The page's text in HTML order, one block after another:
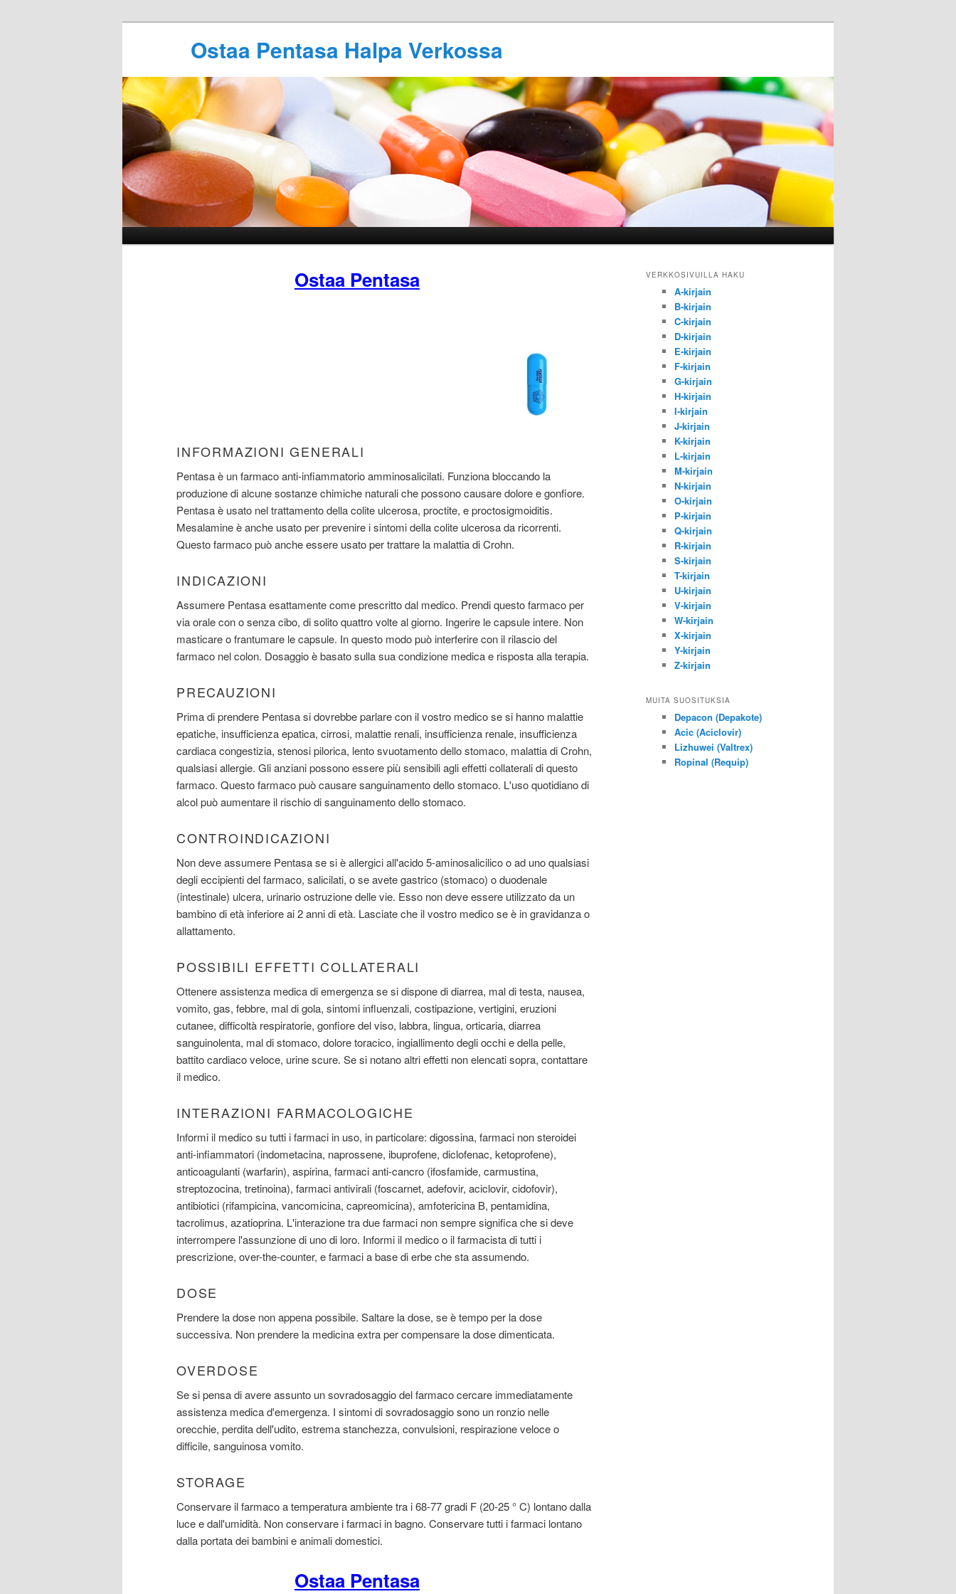
Ostaa Pentasa Halpa Verkossa
Ostaa Pentasa
INFORMAZIONI GENERALI
Pentasa è un farmaco anti-infiammatorio amminosalicilati. Funziona bloccando la
produzione di alcune sostanze chimiche naturali che possono causare dolore e gonfiore.
Pentasa è usato nel trattamento della colite ulcerosa, proctite, e proctosigmoiditis.
Mesalamine è anche usato per prevenire i sintomi della colite ulcerosa da ricorrenti.
Questo farmaco può anche essere usato per trattare la malattia di Crohn.
INDICAZIONI
Assumere Pentasa esattamente come prescritto dal medico. Prendi questo farmaco per
via orale con o senza cibo, di solito quattro volte al giorno. Ingerire le capsule intere. Non
masticare o frantumare le capsule. In questo modo può interferire con il rilascio del
farmaco nel colon. Dosaggio è basato sulla sua condizione medica e risposta alla terapia.
PRECAUZIONI
Prima di prendere Pentasa si dovrebbe parlare con il vostro medico se si hanno malattie
epatiche, insufficienza epatica, cirrosi, malattie renali, insufficienza renale, insufficienza
cardiaca congestizia, stenosi pilorica, lento svuotamento dello stomaco, malattia di Crohn,
qualsiasi allergie. Gli anziani possono essere più sensibili agli effetti collaterali di questo
farmaco. Questo farmaco può causare sanguinamento dello stomaco. L'uso quotidiano di
alcol può aumentare il rischio di sanguinamento dello stomaco.
CONTROINDICAZIONI
Non deve assumere Pentasa se si è allergici all'acido 5-aminosalicilico o ad uno qualsiasi
degli eccipienti del farmaco, salicilati, o se avete gastrico (stomaco) o duodenale
(intestinale) ulcera, urinario ostruzione delle vie. Esso non deve essere utilizzato da un
bambino di età inferiore ai 2 anni di età. Lasciate che il vostro medico se è in gravidanza o
allattamento.
POSSIBILI EFFETTI COLLATERALI
Ottenere assistenza medica di emergenza se si dispone di diarrea, mal di testa, nausea,
vomito, gas, febbre, mal di gola, sintomi influenzali, costipazione, vertigini, eruzioni
cutanee, difficoltà respiratorie, gonfiore del viso, labbra, lingua, orticaria, diarrea
sanguinolenta, mal di stomaco, dolore toracico, ingiallimento degli occhi e della pelle,
battito cardiaco veloce, urine scure. Se si notano altri effetti non elencati sopra, contattare
il medico.
INTERAZIONI FARMACOLOGICHE
Informi il medico su tutti i farmaci in uso, in particolare: digossina, farmaci non steroidei
anti-infiammatori (indometacina, naprossene, ibuprofene, diclofenac, ketoprofene),
anticoagulanti (warfarin), aspirina, farmaci anti-cancro (ifosfamide, carmustina,
streptozocina, tretinoina), farmaci antivirali (foscarnet, adefovir, aciclovir, cidofovir),
antibiotici (rifampicina, vancomicina, capreomicina), amfotericina B, pentamidina,
tacrolimus, azatioprina. L'interazione tra due farmaci non sempre significa che si deve
interrompere l'assunzione di uno di loro. Informi il medico o il farmacista di tutti i
prescrizione, over-the-counter, e farmaci a base di erbe che sta assumendo.
DOSE
Prendere la dose non appena possibile. Saltare la dose, se è tempo per la dose
successiva. Non prendere la medicina extra per compensare la dose dimenticata.
OVERDOSE
Se si pensa di avere assunto un sovradosaggio del farmaco cercare immediatamente
assistenza medica d'emergenza. I sintomi di sovradosaggio sono un ronzio nelle
orecchie, perdita dell'udito, estrema stanchezza, convulsioni, respirazione veloce o
difficile, sanguinosa vomito.
STORAGE
Conservare il farmaco a temperatura ambiente tra i 68-77 gradi F (20-25 ° C) lontano dalla
luce e dall'umidità. Non conservare i farmaci in bagno. Conservare tutti i farmaci lontano
dalla portata dei bambini e animali domestici.
Ostaa Pentasa
VERKKOSIVUILLA HAKU
A-kirjain
B-kirjain
C-kirjain
D-kirjain
E-kirjain
F-kirjain
G-kirjain
H-kirjain
I-kirjain
J-kirjain
K-kirjain
L-kirjain
M-kirjain
N-kirjain
O-kirjain
P-kirjain
Q-kirjain
R-kirjain
S-kirjain
T-kirjain
U-kirjain
V-kirjain
W-kirjain
X-kirjain
Y-kirjain
Z-kirjain
MUITA SUOSITUKSIA
Depacon (Depakote)
Acic (Aciclovir)
Lizhuwei (Valtrex)
Ropinal (Requip)